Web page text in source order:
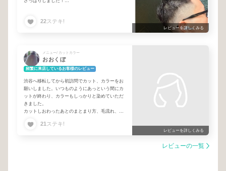
22ステキ!
レビューを詳しくみる
メニュー/ カットカラー
おおくぼ
頻繁に来店しているお客様のレビュー
渋谷へ移転してから初訪問でカット、カラーをお
願いしました。いつものようにあっという間にカ
ットが終わり、カラーもしっかりと染めていただ
きました。
カットしおわったあとのまとまり方、毛流れ、さ
す！またよろしくお願いします！！
21 ステキ!
レビューを詳しくみる
レビューの一覧